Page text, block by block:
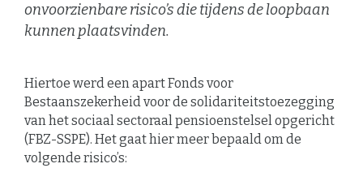
onvoorzienbare risico’s die tijdens de loopbaan
kunnen plaatsvinden.
Hiertoe werd een apart Fonds voor
Bestaanszekerheid voor de solidariteitstoezegging
van het sociaal sectoraal pensioenstelsel opgericht
(FBZ-SSPE). Het gaat hier meer bepaald om de
volgende risico’s: